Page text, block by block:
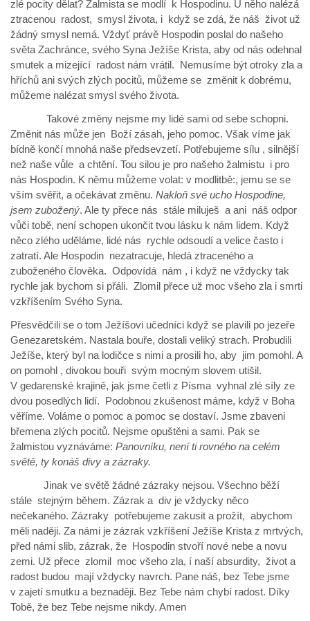
zlé pocity dělat? Žalmista se modlí k Hospodinu. U něho nalézá
ztracenou radost, smysl života, i když se zdá, že náš život už
žádný smysl nemá. Vždyť právě Hospodin poslal do našeho
světa Zachránce, svého Syna Ježíše Krista, aby od nás odehnal
smutek a mizející radost nám vrátil. Nemusíme být otroky zla a
hříchů ani svých zlých pocitů, můžeme se změnit k dobrému,
můžeme nalézat smysl svého života.
Takové změny nejsme my lidé sami od sebe schopni.
Změnit nás může jen Boží zásah, jeho pomoc. Však víme jak
bídně končí mnohá naše předsevzetí. Potřebujeme sílu , silnější
než naše vůle a chtění. Tou silou je pro našeho žalmistu i pro
nás Hospodin. K němu můžeme volat: v modlitbě:, jemu se se
vším svěřit, a očekávat změnu. Nakloň své ucho Hospodine,
jsem zubožený. Ale ty přece nás stále miluješ a ani náš odpor
vůči tobě, není schopen ukončit tvou lásku k nám lidem. Když
něco zlého uděláme, lidé nás rychle odsoudí a velice často i
zatratí. Ale Hospodin nezatracuje, hledá ztraceného a
zuboženého člověka. Odpovídá nám , i když ne vždycky tak
rychle jak bychom si přáli. Zlomil přece už moc všeho zla i smrti
vzkříšením Svého Syna.
Přesvědčili se o tom Ježíšovi učedníci když se plavili po jezeře
Genezaretském. Nastala bouře, dostali veliký strach. Probudili
Ježíše, který byl na lodičce s nimi a prosili ho, aby jim pomohl. A
on pomohl , divokou bouři svým mocným slovem utišil.
V gedarenské krajině, jak jsme četli z Písma vyhnal zlé síly ze
dvou posedlých lidí. Podobnou zkušenost máme, když v Boha
věříme. Voláme o pomoc a pomoc se dostaví. Jsme zbaveni
břemena zlých pocitů. Nejsme opuštěni a sami. Pak se
žalmistou vyznáváme: Panovníku, není ti rovného na celém
světě, ty konáš divy a zázraky.
Jinak ve světě žádné zázraky nejsou. Všechno běží
stále stejným během. Zázrak a div je vždycky něco
nečekaného. Zázraky potřebujeme zakusit a prožít, abychom
měli naději. Za námi je zázrak vzkříšení Ježíše Krista z mrtvých,
před námi slib, zázrak, že Hospodin stvoří nové nebe a novu
zemi. Už přece zlomil moc všeho zla, í naší absurdity, život a
radost budou mají vždycky navrch. Pane náš, bez Tebe jsme
v zajetí smutku a beznaději. Bez Tebe nám chybí radost. Díky
Tobě, že bez Tebe nejsme nikdy. Amen